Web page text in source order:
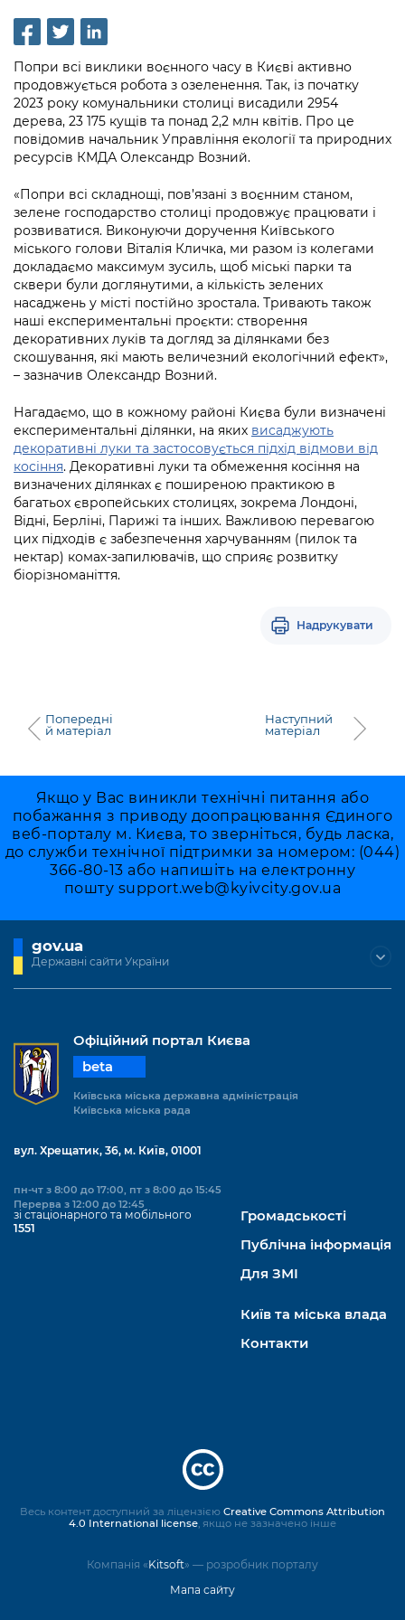
Проєкти розпоряджень, що
перебувають на погодженні КМВА
Рішення Київради
Контактна інформація
Вакансії
Статистика
Звернення громадян
Регуляторна діяльність
Промисловість і наука Києва
Підприємства, установи, організації
Kyiv International Relations
Річні звіти
Гендерна політика
Безбар'єрність
Освіта та навчальні заклади
Навколишнє середовище міста
Містобудування та земельні ділянки
Культура, спорт, дозвілля
Бізнес та ліцензування
Фінанси та бюджет
Безпека та правопорядок
Ритуальні послуги
Іноземцям / For foreigners
Портал Захисників та Захисниць
Безбар'єрність
Портал послуг
Міський застосунок Київ Цифровий
Важливе під час воєнного стану
Громадська експертиза
Консультації з громадськістю
Громадська рада
Петиції
Відкритий бюджет
Контактний центр
Допомога учасникам АТО
Рада з питань внутрішньо переміщених
осіб при Київській міській військовій
адміністрації
Уряд» – місцевий рівень»
Важливе під час воєнного стану
Інформація з обмеженим доступом
Подати запит онлайн
Проекти нормативно-правових та
інших актів
Питання і відповіді про публічну
інформацію
Порядок оскарження рішень, дій чи
бездіяльності розпорядників інформації
Звіти про опрацювання запитів на
публічну інформацію
Інформація для споживачів
Про відкриті дані
Портал даних Києва
Публічні дашборди
Медіагалерея
Підписатися на новини та анонси від
КМДА / Subscribe to announcements
from the KCSA
Порядок акредитації медіа /
Accreditation process
Подати журналістський запит /
Submitting a media request
Зйомки в лікарнях в умовах воєнного
стану / Rules for media coverage of
hospitals at work under martial law
Контакти для медіа / Contacts for mass
media
Портал Послуг
Попри всі виклики воєнного часу в Києві активно
продовжується робота з озеленення. Так, із початку
2023 року комунальники столиці висадили 2954
дерева, 23 175 кущів та понад 2,2 млн квітів. Про це
повідомив начальник Управління екології та природних
ресурсів КМДА Олександр Возний.
«Попри всі складнощі, пов’язані з воєнним станом,
зелене господарство столиці продовжує працювати і
розвиватися. Виконуючи доручення Київського
міського голови Віталія Кличка, ми разом із колегами
докладаємо максимум зусиль, щоб міські парки та
сквери були доглянутими, а кількість зелених
насаджень у місті постійно зростала. Тривають також
наші експериментальні проєкти: створення
декоративних луків та догляд за ділянками без
скошування, які мають величезний екологічний ефект»,
– зазначив Олександр Возний.
Нагадаємо, що в кожному районі Києва були визначені
експериментальні ділянки, на яких висаджують
декоративні луки та застосовується підхід відмови від
косіння. Декоративні луки та обмеження косіння на
визначених ділянках є поширеною практикою в
багатьох європейських столицях, зокрема Лондоні,
Відні, Берліні, Парижі та інших. Важливою перевагою
цих підходів є забезпечення харчуванням (пилок та
нектар) комах-запилювачів, що сприяє розвитку
біорізноманіття.
Надрукувати
Попередні
й матеріал
Наступний
матеріал
Якщо у Вас виникли технічні питання або
побажання з приводу доопрацювання Єдиного
веб-порталу м. Києва, то зверніться, будь ласка,
до служби технічної підтримки за номером: (044)
366-80-13 або напишіть на електронну
пошту support.web@kyivcity.gov.ua
gov.ua
Державні сайти України
Офіційний портал Києва
beta
Київська міська державна адміністрація
Київська міська рада
вул. Хрещатик, 36, м. Київ, 01001
пн-чт з 8:00 до 17:00, пт з 8:00 до 15:45
Перерва з 12:00 до 12:45
зі стаціонарного та мобільного
1551
Громадськості
Публічна інформація
Для ЗМІ
Київ та міська влада
Контакти
Компанія «Kitsoft» — розробник порталу
Мапа сайту
Весь контент доступний за ліцензією Creative Commons Attribution
4.0 International license , якщо не зазначено інше